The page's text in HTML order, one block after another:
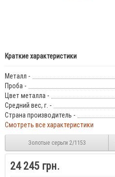
Краткие характеристики
Металл -
Проба -
Цвет металла -
Средний вес, г. -
Страна производитель -
Смотреть все характеристики
Золотые серьги 2/1153
24 245 грн.